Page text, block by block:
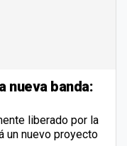
nueva banda:
liberado por la
un nuevo proyecto